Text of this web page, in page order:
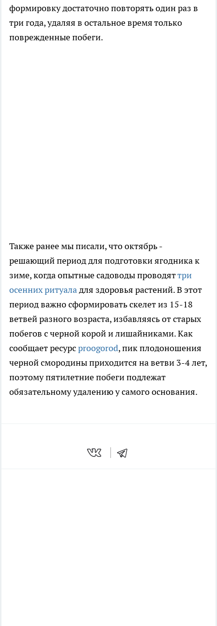
формировку достаточно повторять один раз в
три года, удаляя в остальное время только
поврежденные побеги.
Также ранее мы писали, что октябрь -
решающий период для подготовки ягодника к
зиме, когда опытные садоводы проводяттри
осенних ритуаладля здоровья растений. В этот
период важно сформировать скелет из 15-18
ветвей разного возраста, избавляясь от старых
побегов с черной корой и лишайниками. Как
сообщает ресурсproogorod, пик плодоношения
черной смородины приходится на ветви 3-4 лет,
поэтому пятилетние побеги подлежат
обязательному удалению у самого основания.